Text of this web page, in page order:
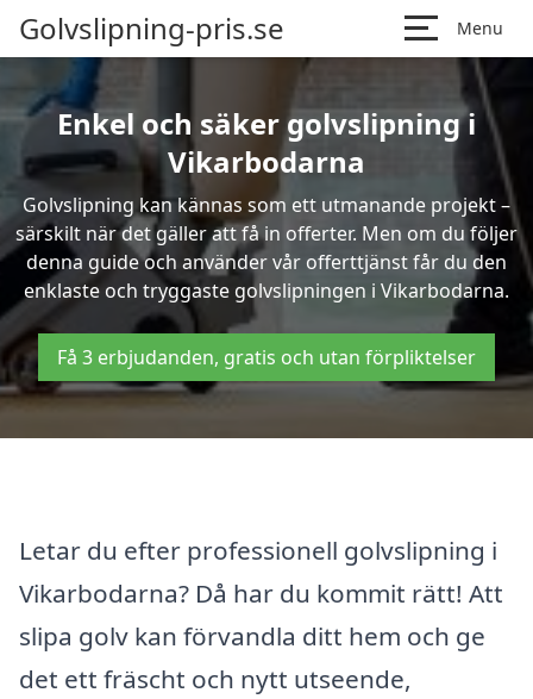
Golvslipning-pris.se Menu
Enkel och säker golvslipning i
Vikarbodarna
Golvslipning kan kännas som ett utmanande projekt –
särskilt när det gäller att få in offerter. Men om du följer
denna guide och använder vår offerttjänst får du den
enklaste och tryggaste golvslipningen i Vikarbodarna.
Få 3 erbjudanden, gratis och utan förpliktelser
Letar du efter professionell golvslipning i
Vikarbodarna? Då har du kommit rätt! Att
slipa golv kan förvandla ditt hem och ge
det ett fräscht och nytt utseende,